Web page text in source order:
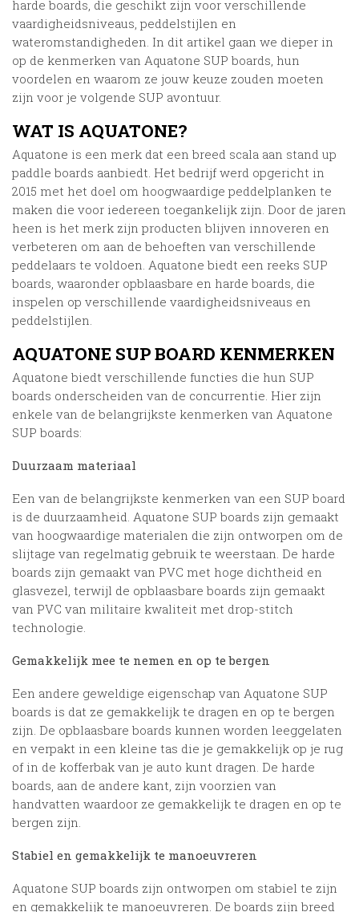
harde boards, die geschikt zijn voor verschillende
vaardigheidsniveaus, peddelstijlen en
wateromstandigheden. In dit artikel gaan we dieper in
op de kenmerken van Aquatone SUP boards, hun
voordelen en waarom ze jouw keuze zouden moeten
zijn voor je volgende SUP avontuur.
WAT IS AQUATONE?
Aquatone is een merk dat een breed scala aan stand up
paddle boards aanbiedt. Het bedrijf werd opgericht in
2015 met het doel om hoogwaardige peddelplanken te
maken die voor iedereen toegankelijk zijn. Door de jaren
heen is het merk zijn producten blijven innoveren en
verbeteren om aan de behoeften van verschillende
peddelaars te voldoen. Aquatone biedt een reeks SUP
boards, waaronder opblaasbare en harde boards, die
inspelen op verschillende vaardigheidsniveaus en
peddelstijlen.
AQUATONE SUP BOARD KENMERKEN
Aquatone biedt verschillende functies die hun SUP
boards onderscheiden van de concurrentie. Hier zijn
enkele van de belangrijkste kenmerken van Aquatone
SUP boards:
Duurzaam materiaal
Een van de belangrijkste kenmerken van een SUP board
is de duurzaamheid. Aquatone SUP boards zijn gemaakt
van hoogwaardige materialen die zijn ontworpen om de
slijtage van regelmatig gebruik te weerstaan. De harde
boards zijn gemaakt van PVC met hoge dichtheid en
glasvezel, terwijl de opblaasbare boards zijn gemaakt
van PVC van militaire kwaliteit met drop-stitch
technologie.
Gemakkelijk mee te nemen en op te bergen
Een andere geweldige eigenschap van Aquatone SUP
boards is dat ze gemakkelijk te dragen en op te bergen
zijn. De opblaasbare boards kunnen worden leeggelaten
en verpakt in een kleine tas die je gemakkelijk op je rug
of in de kofferbak van je auto kunt dragen. De harde
boards, aan de andere kant, zijn voorzien van
handvatten waardoor ze gemakkelijk te dragen en op te
bergen zijn.
Stabiel en gemakkelijk te manoeuvreren
Aquatone SUP boards zijn ontworpen om stabiel te zijn
en gemakkelijk te manoeuvreren. De boards zijn breed